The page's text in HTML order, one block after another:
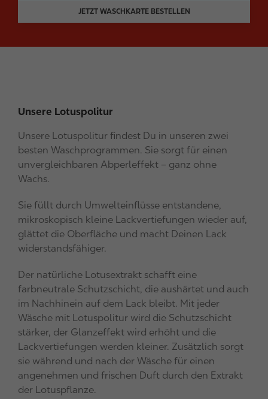
JETZT WASCHKARTE BESTELLEN
Unsere Lotuspolitur
Unsere Lotuspolitur findest Du in unseren zwei
besten Waschprogrammen. Sie sorgt für einen
unvergleichbaren Abperleffekt – ganz ohne
Wachs.
Sie füllt durch Umwelteinflüsse entstandene,
mikroskopisch kleine Lackvertiefungen wieder auf,
glättet die Oberfläche und macht Deinen Lack
widerstandsfähiger.
Der natürliche Lotusextrakt schafft eine
farbneutrale Schutzschicht, die aushärtet und auch
im Nachhinein auf dem Lack bleibt. Mit jeder
Wäsche mit Lotuspolitur wird die Schutzschicht
stärker, der Glanzeffekt wird erhöht und die
Lackvertiefungen werden kleiner. Zusätzlich sorgt
sie während und nach der Wäsche für einen
angenehmen und frischen Duft durch den Extrakt
der Lotuspflanze.